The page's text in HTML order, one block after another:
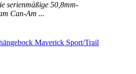
serienmäßige 50,8mm-
Can-Am ...